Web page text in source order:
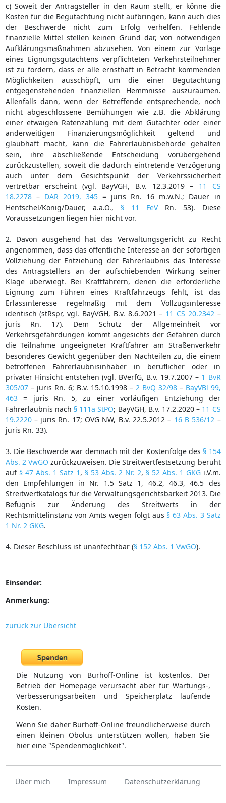
c) Soweit der Antragsteller in den Raum stellt, er könne die
Kosten für die Begutachtung nicht aufbringen, kann auch dies
der Beschwerde nicht zum Erfolg verhelfen. Fehlende
finanzielle Mittel stellen keinen Grund dar, von notwendigen
Aufklärungsmaßnahmen abzusehen. Von einem zur Vorlage
eines Eignungsgutachtens verpflichteten Verkehrsteilnehmer
ist zu fordern, dass er alle ernsthaft in Betracht kommenden
Möglichkeiten ausschöpft, um die einer Begutachtung
entgegenstehenden finanziellen Hemmnisse auszuräumen.
Allenfalls dann, wenn der Betreffende entsprechende, noch
nicht abgeschlossene Bemühungen wie z.B. die Abklärung
einer etwaigen Ratenzahlung mit dem Gutachter oder einer
anderweitigen Finanzierungsmöglichkeit geltend und
glaubhaft macht, kann die Fahrerlaubnisbehörde gehalten
sein, ihre abschließende Entscheidung vorübergehend
zurückzustellen, soweit die dadurch eintretende Verzögerung
auch unter dem Gesichtspunkt der Verkehrssicherheit
vertretbar erscheint (vgl. BayVGH, B.v. 12.3.2019 – 11 CS
18.2278– DAR 2019, 345= juris Rn. 16 m.w.N.; Dauer in
Hentschel/König/Dauer, a.a.O., § 11 FeVRn. 53). Diese
Voraussetzungen liegen hier nicht vor.
2. Davon ausgehend hat das Verwaltungsgericht zu Recht
angenommen, dass das öffentliche Interesse an der sofortigen
Vollziehung der Entziehung der Fahrerlaubnis das Interesse
des Antragstellers an der aufschiebenden Wirkung seiner
Klage überwiegt. Bei Kraftfahrern, denen die erforderliche
Eignung zum Führen eines Kraftfahrzeugs fehlt, ist das
Erlassinteresse regelmäßig mit dem Vollzugsinteresse
identisch (stRspr, vgl. BayVGH, B.v. 8.6.2021 – 11 CS 20.2342 –
juris Rn. 17). Dem Schutz der Allgemeinheit vor
Verkehrsgefährdungen kommt angesichts der Gefahren durch
die Teilnahme ungeeigneter Kraftfahrer am Straßenverkehr
besonderes Gewicht gegenüber den Nachteilen zu, die einem
betroffenen Fahrerlaubnisinhaber in beruflicher oder in
privater Hinsicht entstehen (vgl. BVerfG, B.v. 19.7.2007 – 1 BvR
305/07– juris Rn. 6; B.v. 15.10.1998 – 2 BvQ 32/98– BayVBl 99,
463= juris Rn. 5, zu einer vorläufigen Entziehung der
Fahrerlaubnis nach § 111a StPO; BayVGH, B.v. 17.2.2020 – 11 CS
19.2220– juris Rn. 17; OVG NW, B.v. 22.5.2012 – 16 B 536/12 –
juris Rn. 33).
3. Die Beschwerde war demnach mit der Kostenfolge des § 154
Abs. 2 VwGO zurückzuweisen. Die Streitwertfestsetzung beruht
auf § 47 Abs. 1 Satz 1 , § 53 Abs. 2 Nr. 2, § 52 Abs. 1 GKGi.V.m.
den Empfehlungen in Nr. 1.5 Satz 1, 46.2, 46.3, 46.5 des
Streitwertkatalogs für die Verwaltungsgerichtsbarkeit 2013. Die
Befugnis zur Änderung des Streitwerts in der
Rechtsmittelinstanz von Amts wegen folgt aus § 63 Abs. 3 Satz
1 Nr. 2 GKG.
4. Dieser Beschluss ist unanfechtbar (§ 152 Abs. 1 VwGO).
Einsender:
Anmerkung:
zurück zur Übersicht
Die Nutzung von Burhoff-Online ist kostenlos. Der
Betrieb der Homepage verursacht aber für Wartungs-,
Verbesserungsarbeiten und Speicherplatz laufende
Kosten.
Wenn Sie daher Burhoff-Online freundlicherweise durch
einen kleinen Obolus unterstützen wollen, haben Sie
hier eine "Spendenmöglichkeit".
Über mich Impressum Datenschutzerklärung